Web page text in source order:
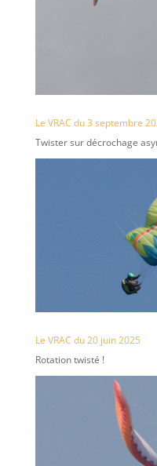
Le VRAC du 3 septembre
Twister sur décrochage
Le VRAC du 20 juin 2025
Rotation twisté !